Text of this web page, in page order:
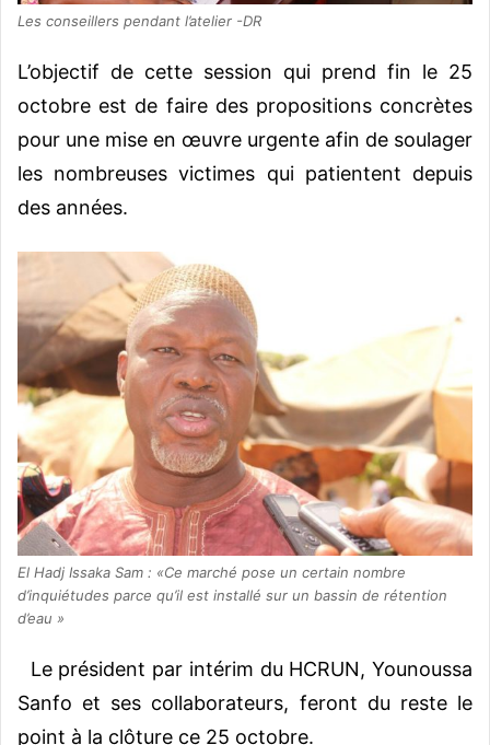
Les conseillers pendant l’atelier -DR
L’objectif de cette session qui prend fin le 25
octobre est de faire des propositions concrètes
pour une mise en œuvre urgente afin de soulager
les nombreuses victimes qui patientent depuis
des années.
El Hadj Issaka Sam : «Ce marché pose un certain nombre
d’inquiétudes parce qu’il est installé sur un bassin de rétention
d’eau »
Le président par intérim du HCRUN, Younoussa
Sanfo et ses collaborateurs, feront du reste le
point à la clôture ce 25 octobre.